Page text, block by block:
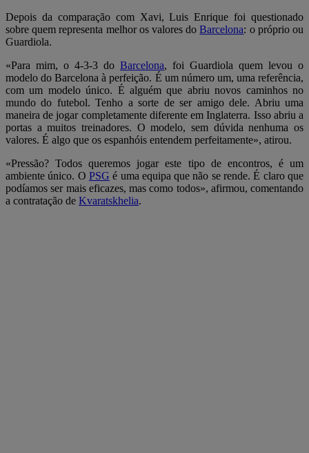
Depois da comparação com Xavi, Luis Enrique foi questionado
sobre quem representa melhor os valores doBarcelona: o próprio ou
Guardiola.
«Para mim, o 4-3-3 do Barcelona, foi Guardiola quem levou o
modelo do Barcelona à perfeição. É um número um, uma referência,
com um modelo único. É alguém que abriu novos caminhos no
mundo do futebol. Tenho a sorte de ser amigo dele. Abriu uma
maneira de jogar completamente diferente em Inglaterra. Isso abriu a
portas a muitos treinadores. O modelo, sem dúvida nenhuma os
valores. É algo que os espanhóis entendem perfeitamente», atirou.
«Pressão? Todos queremos jogar este tipo de encontros, é um
ambiente único. O PSG é uma equipa que não se rende. É claro que
podíamos ser mais eficazes, mas como todos», afirmou, comentando
a contratação de Kvaratskhelia.